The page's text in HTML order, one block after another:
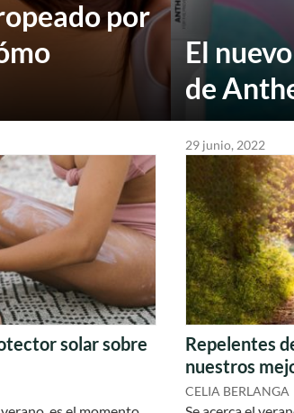
por
El
de
solar sobre
29 junio, 2022
Repelentes
nuestros
CELIA BERLANGA